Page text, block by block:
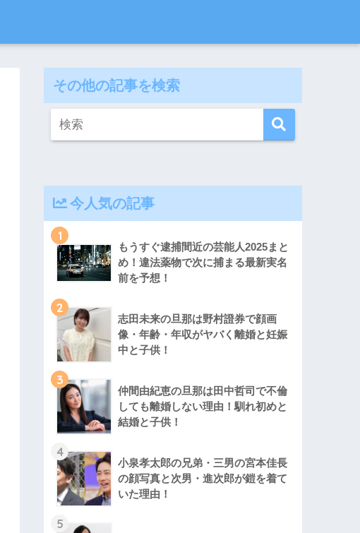
その他の記事を検索
今人気の記事
1
もうすぐ逮捕間近の芸能人2025まと
め！違法薬物で次に捕まる最新実名
前を予想！
2
志田未来の旦那は野村證券で顔画
像・年齢・年収がヤバく離婚と妊娠
中と子供！
3
仲間由紀恵の旦那は田中哲司で不倫
しても離婚しない理由！馴れ初めと
結婚と子供！
4
小泉孝太郎の兄弟・三男の宮本佳長
の顔写真と次男・進次郎が鎧を着て
いた理由！
5